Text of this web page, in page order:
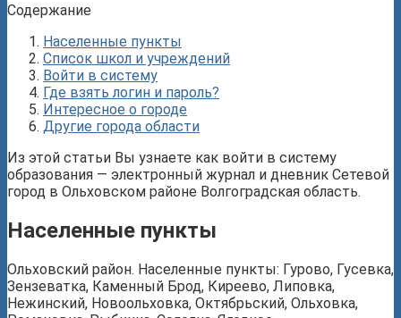
Содержание
Населенные пункты
Список школ и учреждений
Войти в систему
Где взять логин и пароль?
Интересное о городе
Другие города области
Из этой статьи Вы узнаете как войти в систему
образования — электронный журнал и дневник Сетевой
город в Ольховском районе Волгоградская область.
Населенные пункты
Ольховский район. Населенные пункты: Гурово, Гусевка,
Зензеватка, Каменный Брод, Киреево, Липовка,
Нежинский, Новоольховка, Октябрьский, Ольховка,